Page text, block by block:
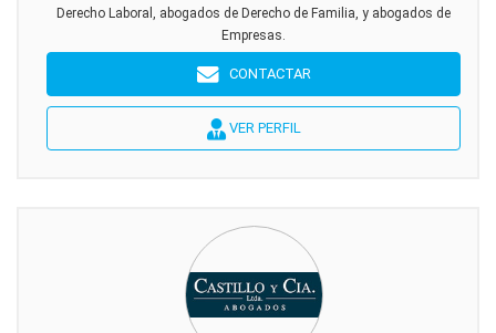
Derecho Laboral, abogados de Derecho de Familia, y abogados de
Empresas.
CONTACTAR
VER PERFIL